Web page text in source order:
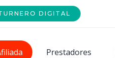
DIGITAL
Prestadores